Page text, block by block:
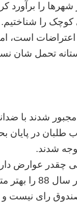
را برآورد
کوچک را شناختیم.
است، اما
تحمل شان
شدند با
طلبان در پایان
شدند.
چقدر عوارض
می شوند.
رای نیست و